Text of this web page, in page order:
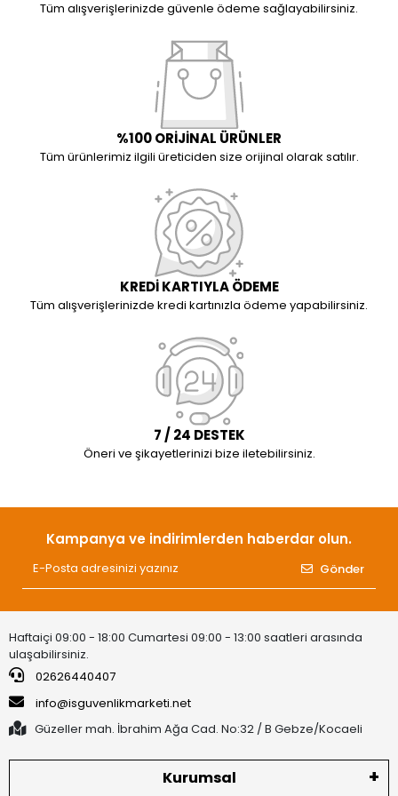
Tüm alışverişlerinizde güvenle ödeme sağlayabilirsiniz.
%100 ORİJİNAL ÜRÜNLER
Tüm ürünlerimiz ilgili üreticiden size orijinal olarak satılır.
KREDİ KARTIYLA ÖDEME
Tüm alışverişlerinizde kredi kartınızla ödeme yapabilirsiniz.
7 / 24 DESTEK
Öneri ve şikayetlerinizi bize iletebilirsiniz.
Kampanya ve indirimlerden haberdar olun.
Gönder
Haftaiçi 09:00 - 18:00 Cumartesi 09:00 - 13:00 saatleri arasında
ulaşabilirsiniz.
02626440407
info@isguvenlikmarketi.net
Güzeller mah. İbrahim Ağa Cad. No:32 / B Gebze/Kocaeli
Kurumsal